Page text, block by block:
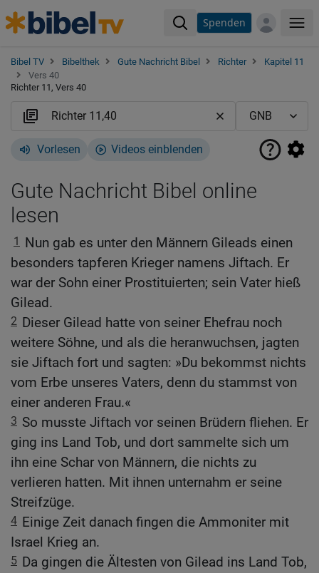
Spenden
Bibel TV Bibelthek Gute Nachricht Bibel Richter
Kapitel 11
Vers 40
Richter 11, Vers 40
Vorlesen Videos einblenden
Gute Nachricht Bibel online
lesen
1 Nun gab es unter den Männern Gileads einen
besonders tapferen Krieger namens Jiftach. Er
war der Sohn einer Prostituierten; sein Vater hieß
Gilead.
2 Dieser Gilead hatte von seiner Ehefrau noch
weitere Söhne, und als die heranwuchsen, jagten
sie Jiftach fort und sagten: »Du bekommst nichts
vom Erbe unseres Vaters, denn du stammst von
einer anderen Frau.«
3 So musste Jiftach vor seinen Brüdern fliehen. Er
ging ins Land Tob, und dort sammelte sich um
ihn eine Schar von Männern, die nichts zu
verlieren hatten. Mit ihnen unternahm er seine
Streifzüge.
4 Einige Zeit danach fingen die Ammoniter mit
Israel Krieg an.
5 Da gingen die Ältesten von Gilead ins Land Tob,